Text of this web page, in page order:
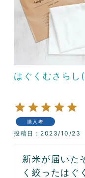
はぐくむさらし
購入者
投稿日 2023/10/23
新米が届いた
く絞ったはぐ